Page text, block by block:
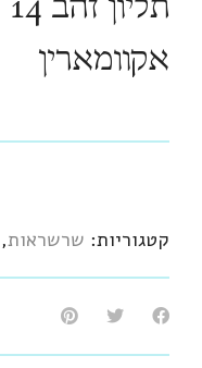
אקוומארין
קטגוריות: שרשראות,